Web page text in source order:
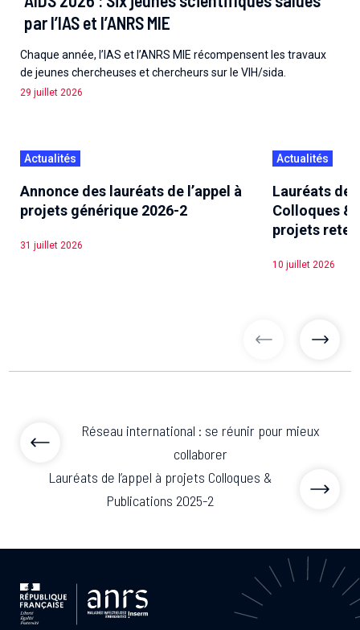
par l’IAS et l’ANRS MIE
Chaque année, l’IAS et l’ANRS MIE récompensent les travaux
de jeunes chercheuses et chercheurs sur le VIH/sida.
29 juillet 2026
Actualités
Annonce des lauréats de l’appel à
projets générique 2026-2
31 juillet 2026
Actualités
Lauréats de
Colloques &
projets
10 juillet 2026
articles
Réseau international : se réunir pour mieux
collaborer
Lauréats de l’appel à projets Colloques &
Publications 2025-2